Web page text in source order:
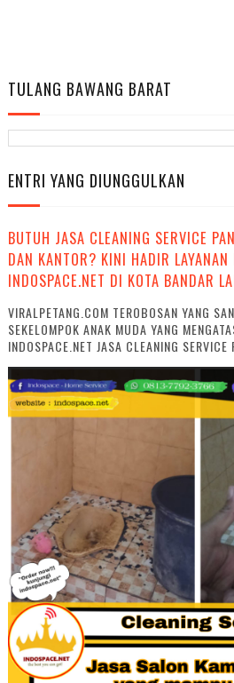
TULANG BAWANG BARAT
ENTRI YANG DIUNGGULKAN
BUTUH JASA CLEANING SERVICE
DAN KANTOR? KINI HADIR LAYANAN
INDOSPACE.NET DI KOTA BANDAR
VIRALPETANG.COM TEROBOSAN YANG
SEKELOMPOK ANAK MUDA YANG
INDOSPACE.NET JASA CLEANING SERVICE